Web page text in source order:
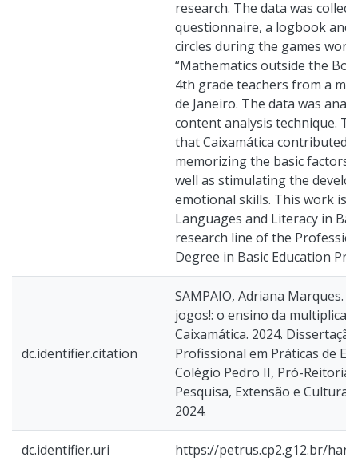
research. The data was
questionnaire, a logbook and
circles during the games
“Mathematics outside the
4th grade teachers from a
de Janeiro. The data was
content analysis technique.
that Caixamática contributed
memorizing the basic factors
well as stimulating the
emotional skills. This work is
Languages and Literacy in
research line of the
Degree in Basic Education
dc.identifier.citation
SAMPAIO, Adriana Marques.
jogos!: o ensino da
Caixamática. 2024.
Profissional em Práticas de
Colégio Pedro II, Pró-Reitoria
Pesquisa, Extensão e Cultura,
2024.
dc.identifier.uri https://petrus.cp2.g12.br/